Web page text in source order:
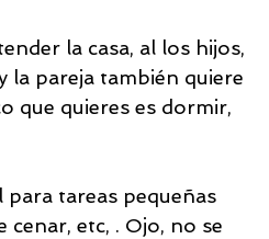
la casa, al los hijos,
la pareja también quiere
que quieres es dormir,
para tareas pequeñas
etc, . Ojo, no se